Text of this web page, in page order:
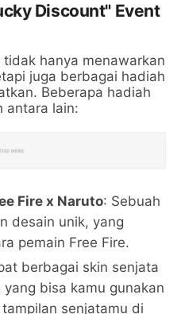
Discount" Event
hanya menawarkan
juga berbagai hadiah
Beberapa hadiah
antara lain:
Fire x Naruto: Sebuah
desain unik, yang
pemain Free Fire.
berbagai skin senjata
bisa kamu gunakan
senjatamu di